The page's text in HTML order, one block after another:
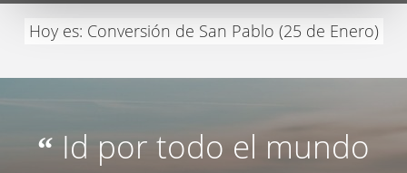
Hoy es: Conversión de San Pablo (25 de Enero)
“ Id por todo el mundo